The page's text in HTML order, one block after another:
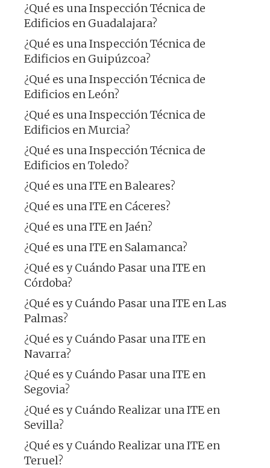
¿Qué es una Inspección Técnica de
Edificios en Guadalajara?
¿Qué es una Inspección Técnica de
Edificios en Guipúzcoa?
¿Qué es una Inspección Técnica de
Edificios en León?
¿Qué es una Inspección Técnica de
Edificios en Murcia?
¿Qué es una Inspección Técnica de
Edificios en Toledo?
¿Qué es una ITE en Baleares?
¿Qué es una ITE en Cáceres?
¿Qué es una ITE en Jaén?
¿Qué es una ITE en Salamanca?
¿Qué es y Cuándo Pasar una ITE en
Córdoba?
¿Qué es y Cuándo Pasar una ITE en Las
Palmas?
¿Qué es y Cuándo Pasar una ITE en
Navarra?
¿Qué es y Cuándo Pasar una ITE en
Segovia?
¿Qué es y Cuándo Realizar una ITE en
Sevilla?
¿Qué es y Cuándo Realizar una ITE en
Teruel?